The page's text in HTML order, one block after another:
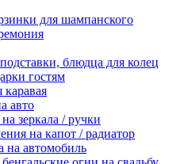
для шампанского
блюдца для колец
гостям
авто
зеркала / ручки
на капот / радиатор
на автомобиль